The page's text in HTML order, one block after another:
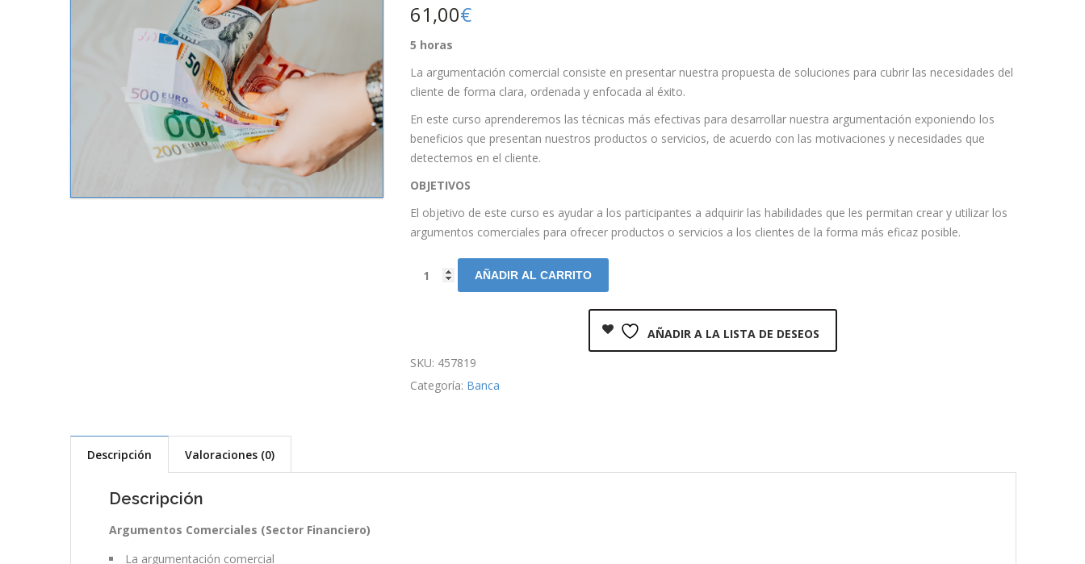
61,00€
5 horas
La argumentación comercial consiste en presentar nuestra propuesta de soluciones para cubrir las necesidades del
cliente de forma clara, ordenada y enfocada al éxito.
En este curso aprenderemos las técnicas más efectivas para desarrollar nuestra argumentación exponiendo los
beneficios que presentan nuestros productos o servicios, de acuerdo con las motivaciones y necesidades que
detectemos en el cliente.
OBJETIVOS
El objetivo de este curso es ayudar a los participantes a adquirir las habilidades que les permitan crear y utilizar los
argumentos comerciales para ofrecer productos o servicios a los clientes de la forma más eficaz posible.
AÑADIR AL CARRITO
AÑADIR A LA LISTA DE DESEOS
SKU: 457819
Categoría: Banca
Descripción Valoraciones (0)
Descripción
Argumentos Comerciales (Sector Financiero)
La argumentación comercial